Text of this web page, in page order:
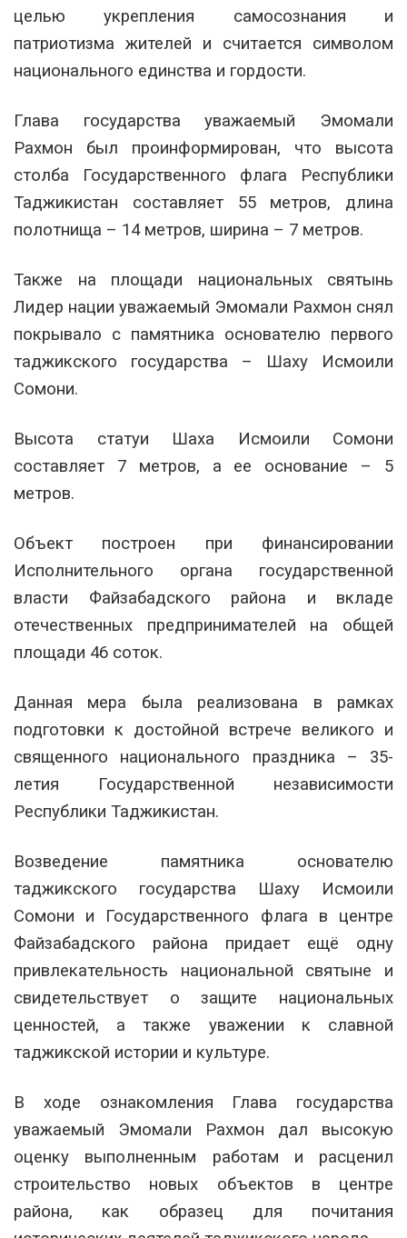
целью укрепления самосознания и
патриотизма жителей и считается символом
национального единства и гордости.
Глава государства уважаемый Эмомали
Рахмон был проинформирован, что высота
столба Государственного флага Республики
Таджикистан составляет 55 метров, длина
полотнища – 14 метров, ширина – 7 метров.
Также на площади национальных святынь
Лидер нации уважаемый Эмомали Рахмон снял
покрывало с памятника основателю первого
таджикского государства – Шаху Исмоили
Сомони.
Высота статуи Шаха Исмоили Сомони
составляет 7 метров, а ее основание – 5
метров.
Объект построен при финансировании
Исполнительного органа государственной
власти Файзабадского района и вкладе
отечественных предпринимателей на общей
площади 46 соток.
Данная мера была реализована в рамках
подготовки к достойной встрече великого и
священного национального праздника – 35-
летия Государственной независимости
Республики Таджикистан.
Возведение памятника основателю
таджикского государства Шаху Исмоили
Сомони и Государственного флага в центре
Файзабадского района придает ещё одну
привлекательность национальной святыне и
свидетельствует о защите национальных
ценностей, а также уважении к славной
таджикской истории и культуре.
В ходе ознакомления Глава государства
уважаемый Эмомали Рахмон дал высокую
оценку выполненным работам и расценил
строительство новых объектов в центре
района, как образец для почитания